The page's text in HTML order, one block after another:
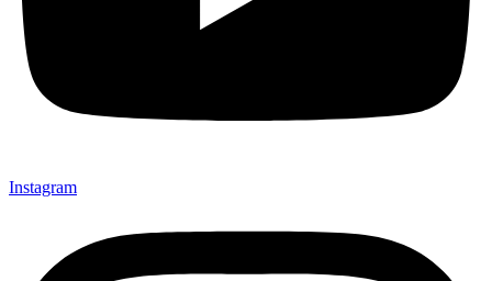
Instagram